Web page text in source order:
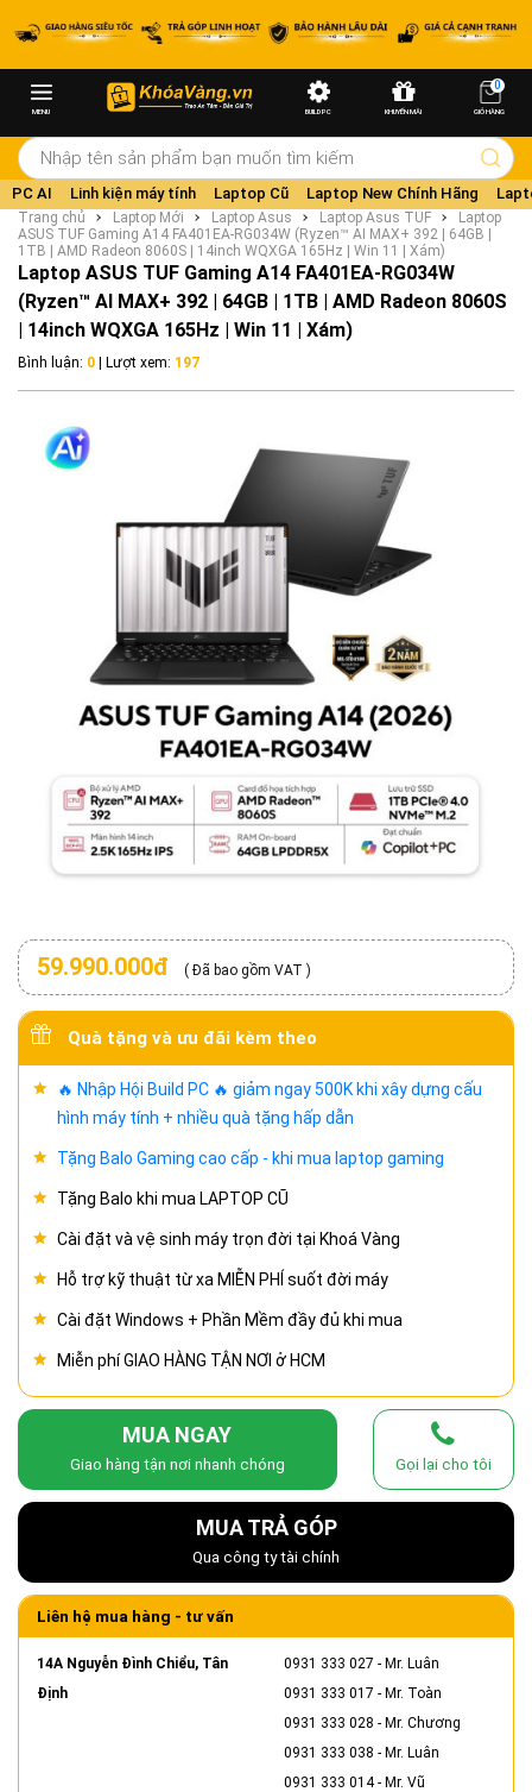
MENU BUILD PC KHUYẾN MÃI
0
GIỎ HÀNG
PC AI Linh kiện máy tính Laptop Cũ Laptop New Chính Hãng
Trang chủ Laptop Mới Laptop Asus Laptop Asus TUF
Laptop
ASUS TUF Gaming A14 FA401EA-RG034W (Ryzen™ AI MAX+ 392 | 64GB |
1TB | AMD Radeon 8060S | 14inch WQXGA 165Hz | Win 11 | Xám)
Laptop ASUS TUF Gaming A14 FA401EA-RG034W
(Ryzen™ AI MAX+ 392 | 64GB | 1TB | AMD Radeon 8060S
| 14inch WQXGA 165Hz | Win 11 | Xám)
Bình luận: 0 | Lượt xem: 197
59.990.000đ ( Đã bao gồm VAT )
Quà tặng và ưu đãi kèm theo
🔥 Nhập Hội Build PC 🔥 giảm ngay 500K khi xây dựng cấu
hình máy tính + nhiều quà tặng hấp dẫn
Tặng Balo Gaming cao cấp - khi mua laptop gaming
Tặng Balo khi mua LAPTOP CŨ
Cài đặt và vệ sinh máy trọn đời tại Khoá Vàng
Hỗ trợ kỹ thuật từ xa MIỄN PHÍ suốt đời máy
Cài đặt Windows + Phần Mềm đầy đủ khi mua
Miễn phí GIAO HÀNG TẬN NƠI ở HCM
MUA NGAY
Giao hàng tận nơi nhanh chóng Gọi lại cho tôi
MUA TRẢ GÓP
Qua công ty tài chính
Liên hệ mua hàng - tư vấn
14A Nguyễn Đình Chiểu, Tân
Định
0931 333 027 - Mr. Luân
0931 333 017 - Mr. Toàn
0931 333 028 - Mr. Chương
0931 333 038 - Mr. Luân
0931 333 014- Mr. Vũ